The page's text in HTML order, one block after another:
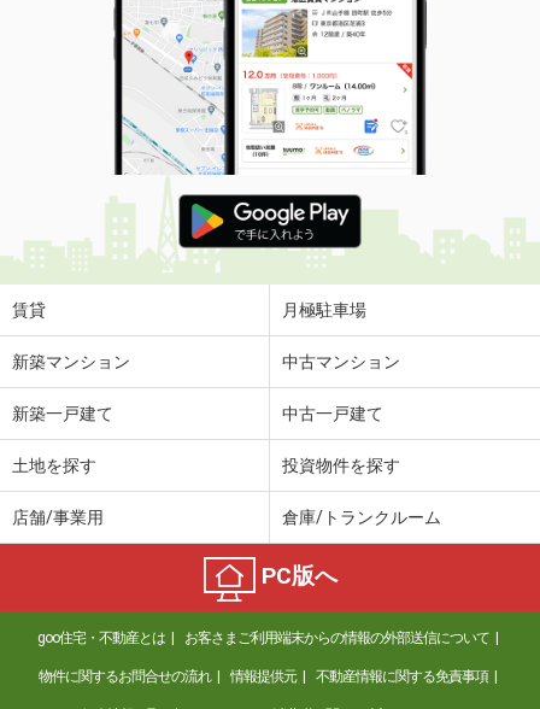
賃貸 月極駐車場
新築マンション 中古マンション
新築一戸建て 中古一戸建て
土地を探す 投資物件を探す
店舗/事業用 倉庫/トランクルーム
PC版へ
goo住宅・不動産とは お客さまご利用端末からの情報の外部送信について
物件に関するお問合せの流れ 情報提供元 不動産情報に関する免責事項